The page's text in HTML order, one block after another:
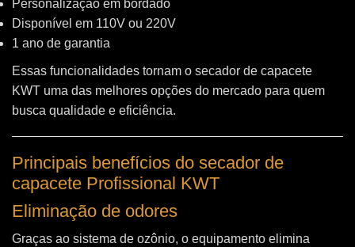
Personalização em bordado
Disponível em 110V ou 220V
1 ano de garantia
Essas funcionalidades tornam o secador de capacete
KWT uma das melhores opções do mercado para quem
busca qualidade e eficiência.
Principais benefícios do secador de
capacete Profissional KWT
Eliminação de odores
Graças ao sistema de ozônio, o equipamento elimina